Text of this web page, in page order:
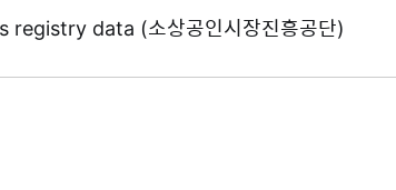
registry data (소상공인시장진흥공단)